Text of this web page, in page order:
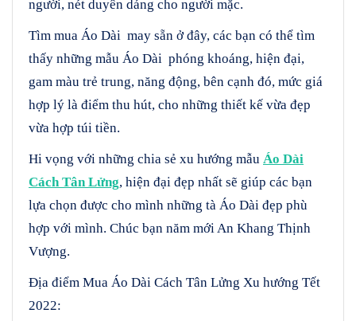
người, nét duyên dáng cho người mặc.
Tìm mua Áo Dài may sẵn ở đây, các bạn có thể tìm
thấy những mẫu Áo Dài phóng khoáng, hiện đại,
gam màu trẻ trung, năng động, bên cạnh đó, mức giá
hợp lý là điểm thu hút, cho những thiết kế vừa đẹp
vừa hợp túi tiền.
Hi vọng với những chia sẻ xu hướng mẫu Áo Dài
Cách Tân Lửng, hiện đại đẹp nhất sẽ giúp các bạn
lựa chọn được cho mình những tà Áo Dài đẹp phù
hợp với mình. Chúc bạn năm mới An Khang Thịnh
Vượng.
Địa điểm Mua Áo Dài Cách Tân Lửng Xu hướng Tết
2022: